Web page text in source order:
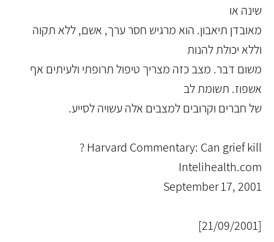
שינה או
מאובדן תיאבון. הוא מרגיש חסר ערך, אשם, ללא תקוה
וללא יכולת להנות
משום דבר. מצב כזה מצריך טיפול תרופתי ולעיתים אף
אשפוז. תשומת לב
של חברים וקרובים למצבים אלה עשויה לסייע.
Harvard Commentary: Can grief kill ?
Intelihealth.com
September 17, 2001
[21/09/2001]